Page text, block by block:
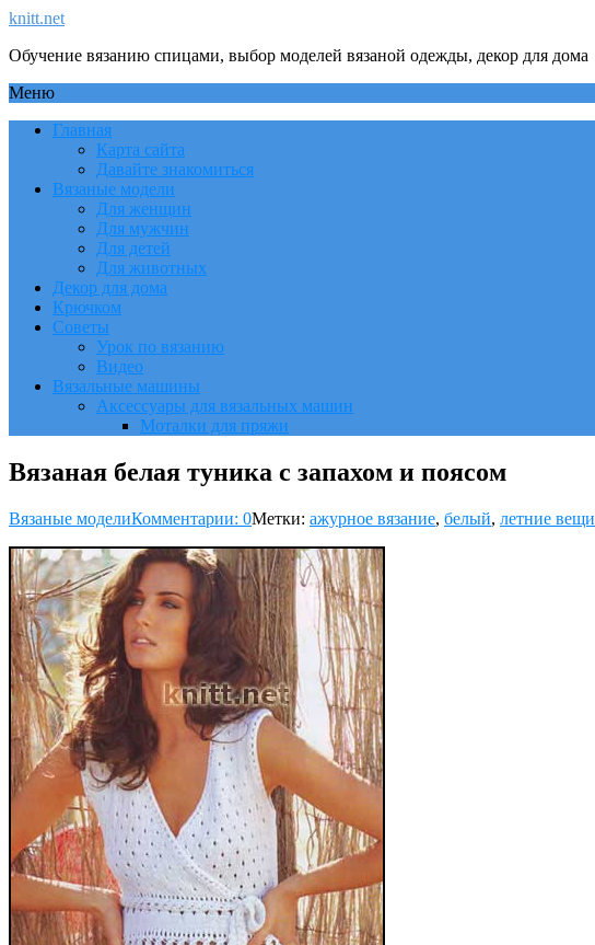
knitt.net
Обучение вязанию спицами, выбор моделей вязаной одежды, декор для дома
Меню
Главная
Карта сайта
Давайте знакомиться
Вязаные модели
Для женщин
Для мужчин
Для детей
Для животных
Декор для дома
Крючком
Советы
Урок по вязанию
Видео
Вязальные машины
Аксессуары для вязальных машин
Моталки для пряжи
Вязаная белая туника с запахом и поясом
Вязаные моделиКомментарии: 0Метки: ажурное вязание, белый, летние вещи